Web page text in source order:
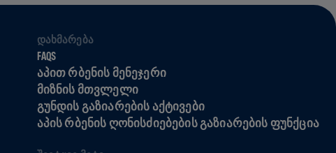
ᲓᲐᲮᲛᲐᲠᲔᲑᲐ
FAQS
ᲐᲞᲘᲗ ᲠᲑᲔᲜᲘᲡ ᲛᲔᲜᲔᲯᲔᲠᲘ
ᲛᲘᲖᲜᲘᲡ ᲛᲗᲕᲚᲔᲚᲘ
ᲒᲣᲜᲓᲘᲡ ᲒᲐᲖᲘᲐᲠᲔᲑᲘᲡ ᲐᲥᲢᲘᲕᲔᲑᲘ
ᲐᲞᲘᲡ ᲠᲑᲔᲜᲘᲡ ᲦᲝᲜᲘᲡᲫᲘᲔᲑᲔᲑᲘᲡ ᲒᲐᲖᲘᲐᲠᲔᲑᲘᲡ ᲤᲣᲜᲥᲪᲘᲐ